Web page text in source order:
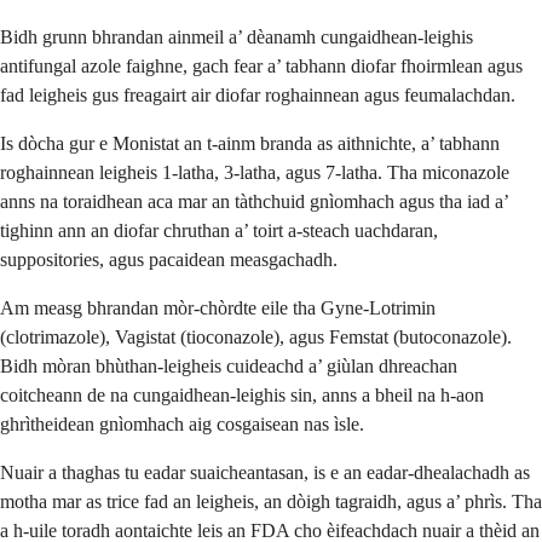
Bidh grunn bhrandan ainmeil a’ dèanamh cungaidhean-leighis
antifungal azole faighne, gach fear a’ tabhann diofar fhoirmlean agus
fad leigheis gus freagairt air diofar roghainnean agus feumalachdan.
Is dòcha gur e Monistat an t-ainm branda as aithnichte, a’ tabhann
roghainnean leigheis 1-latha, 3-latha, agus 7-latha. Tha miconazole
anns na toraidhean aca mar an tàthchuid gnìomhach agus tha iad a’
tighinn ann an diofar chruthan a’ toirt a-steach uachdaran,
suppositories, agus pacaidean measgachadh.
Am measg bhrandan mòr-chòrdte eile tha Gyne-Lotrimin
(clotrimazole), Vagistat (tioconazole), agus Femstat (butoconazole).
Bidh mòran bhùthan-leigheis cuideachd a’ giùlan dhreachan
coitcheann de na cungaidhean-leighis sin, anns a bheil na h-aon
ghrìtheidean gnìomhach aig cosgaisean nas ìsle.
Nuair a thaghas tu eadar suaicheantasan, is e an eadar-dhealachadh as
motha mar as trice fad an leigheis, an dòigh tagraidh, agus a’ phrìs. Tha
a h-uile toradh aontaichte leis an FDA cho èifeachdach nuair a thèid an